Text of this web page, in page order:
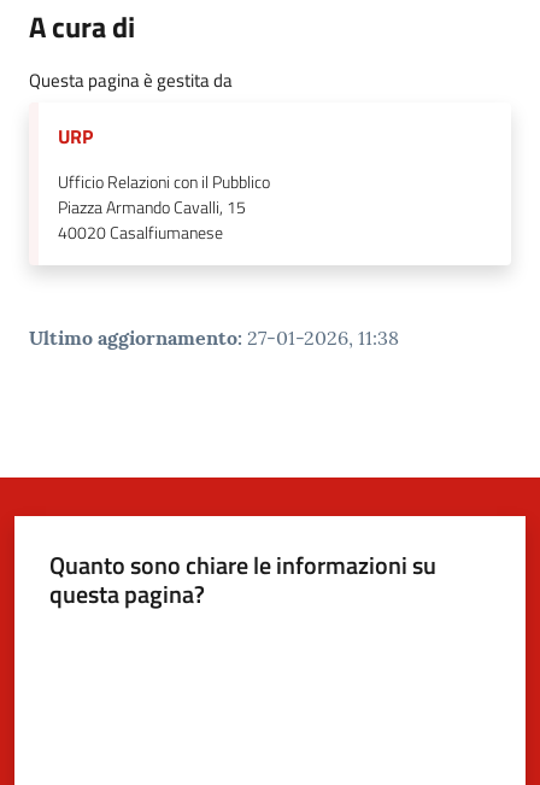
A cura di
Questa pagina è gestita da
URP
Ufficio Relazioni con il Pubblico
Piazza Armando Cavalli, 15
40020Casalfiumanese
Ultimo aggiornamento: 27-01-2026, 11:38
Quanto sono chiare le informazioni su
questa pagina?